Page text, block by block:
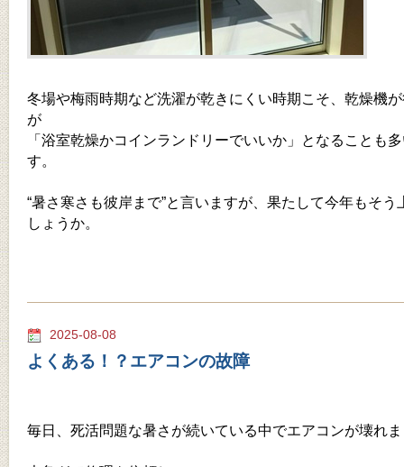
冬場や梅雨時期など洗濯が乾きにくい時期こそ、乾燥機
が
「浴室乾燥かコインランドリーでいいか」となることも
す。
“暑さ寒さも彼岸まで”と言いますが、果たして今年もそう
しょうか。
2025-08-08
よくある！？エアコンの故障
毎日、死活問題な暑さが続いている中でエアコンが壊れ